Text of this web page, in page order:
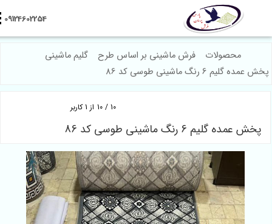
09124602254
محصولات فرش ماشینی بر اساس طرح
گلیم ماشینی
6 رنگ ماشینی طوسی کد 86
گلیم 6 رنگ ماشینی طوسی کد 86
از 1کاربر